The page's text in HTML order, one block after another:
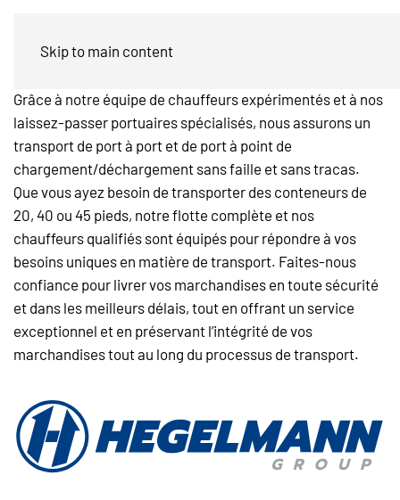
Skip to main content
Conteneurs et caisses mobiles
Grâce à notre équipe de chauffeurs expérimentés et à nos
laissez-passer portuaires spécialisés, nous assurons un
transport de port à port et de port à point de
chargement/déchargement sans faille et sans tracas.
Que vous ayez besoin de transporter des conteneurs de
20, 40 ou 45 pieds, notre flotte complète et nos
chauffeurs qualifiés sont équipés pour répondre à vos
besoins uniques en matière de transport. Faites-nous
confiance pour livrer vos marchandises en toute sécurité
et dans les meilleurs délais, tout en offrant un service
exceptionnel et en préservant l’intégrité de vos
marchandises tout au long du processus de transport.